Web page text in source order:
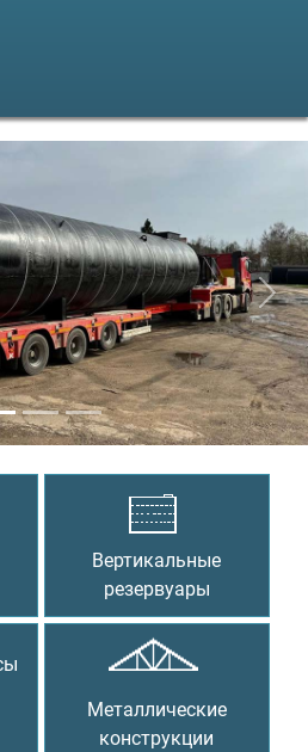
Вертикальные
резервуары
Металлические
конструкции